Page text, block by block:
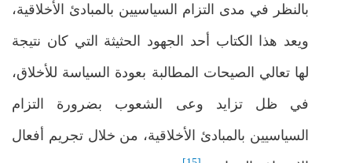
بالنظر في مدى التزام السياسيين بالمبادئ الأخلاقية،
ويعد هذا الكتاب أحد الجهود الحثيثة التي كان نتيجة
لها تعالي الصيحات المطالبة بعودة السياسة للأخلاق،
في ظل تزايد وعى الشعوب بضرورة التزام
السياسيين بالمبادئ الأخلاقية، من خلال تجريم أفعال